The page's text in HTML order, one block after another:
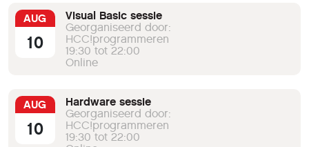
AUG
10
Visual Basic sessie
Georganiseerd door:
HCC!programmeren
19:30 tot 22:00
Online
AUG
10
Hardware sessie
Georganiseerd door:
HCC!programmeren
19:30 tot 22:00